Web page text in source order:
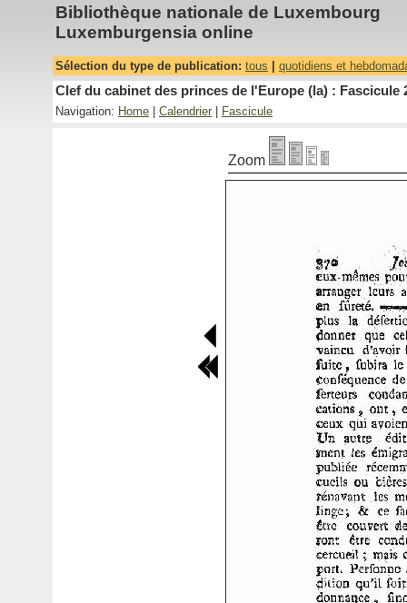
Bibliothèque nationale de Luxembourg
Luxemburgensia online
Sélection du type de publication: tous quotidiens et
Clef du cabinet des princes de l'Europe (la) : Fascicule
Navigation: Home Calendrier Fascicule
Zoom